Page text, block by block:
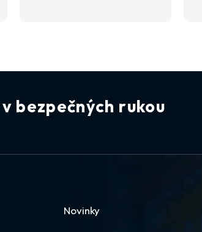
bezpečných rukou
Novinky